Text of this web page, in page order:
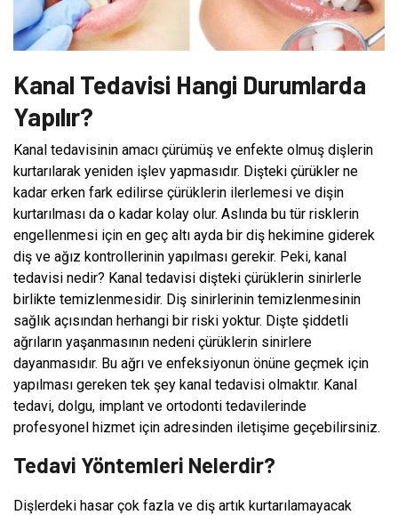
Kanal Tedavisi Hangi Durumlarda
Yapılır?
Kanal tedavisinin amacı çürümüş ve enfekte olmuş dişlerin
kurtarılarak yeniden işlev yapmasıdır. Dişteki çürükler ne
kadar erken fark edilirse çürüklerin ilerlemesi ve dişin
kurtarılması da o kadar kolay olur. Aslında bu tür risklerin
engellenmesi için en geç altı ayda bir diş hekimine giderek
diş ve ağız kontrollerinin yapılması gerekir. Peki, kanal
tedavisi nedir? Kanal tedavisi dişteki çürüklerin sinirlerle
birlikte temizlenmesidir. Diş sinirlerinin temizlenmesinin
sağlık açısından herhangi bir riski yoktur. Dişte şiddetli
ağrıların yaşanmasının nedeni çürüklerin sinirlere
dayanmasıdır. Bu ağrı ve enfeksiyonun önüne geçmek için
yapılması gereken tek şey kanal tedavisi olmaktır. Kanal
tedavi, dolgu, implant ve ortodonti tedavilerinde
profesyonel hizmet için adresinden iletişime geçebilirsiniz.
Tedavi Yöntemleri Nelerdir?
Dişlerdeki hasar çok fazla ve diş artık kurtarılamayacak